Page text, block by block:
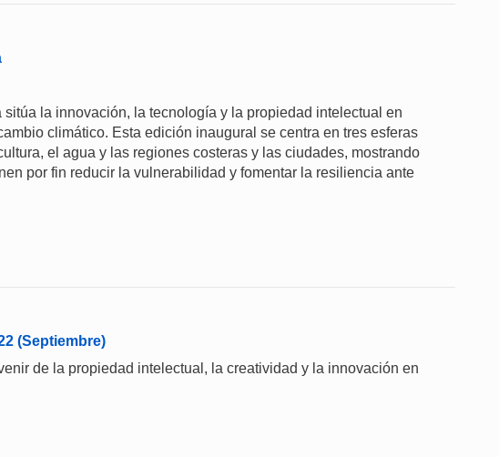
la innovación, la tecnología y la propiedad intelectual en
climático. Esta edición inaugural se centra en tres esferas
el agua y las regiones costeras y las ciudades, mostrando
por fin reducir la vulnerabilidad y fomentar la resiliencia ante
(Septiembre)
de la propiedad intelectual, la creatividad y la innovación en